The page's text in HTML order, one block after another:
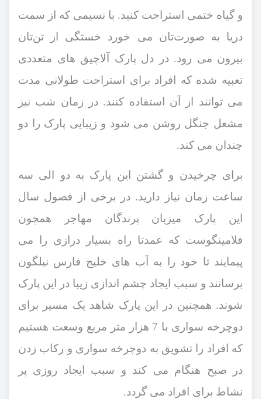
و گیاه ختمی استراحت کنید. با نسیمی که از سمت
دریا به صورت‌تان می ‌خورد خستگی از تن‌تان
بیرون می ‌رود. در دل پارک آلاچیق‌ های متعددی
تعبیه شده که افراد برای استراحت طولانی ‌مدت
می ‌توانند از آن استفاده کنند. در زمان شب نیز
مشعل جنگل روشن می ‌شود و زیبایی پارک را دو
چندان می ‌کند.
برای چرخیدن و گشتن این پارک به دو الی سه
ساعت زمان نیاز دارید. در برخی از فصول سال
این پارک میزبان پرندگان مهاجر همچون
فلامینگوست که عمدتا راه بسیار درازی را می
‌پیمایند تا خود را به آب ‌های خلیج فارس نیلگون
برسانند و سبب ایجاد چشم ‌اندازی زیبا در این پارک
شوند. همچنین در این پارک شاهد یک مسیر برای
دوچرخه ‌سواری با 7 هزار متر مربع وسعت هستیم
که افراد را تشویق به دوچرخه ‌سواری و رکاب ‌زدن
در صبح هنگام می ‌کند و سبب ایجاد روزی پر
نشاط برای افراد می ‌گردد.